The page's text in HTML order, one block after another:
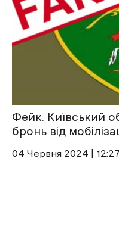
Фейк. Київський
бронь від
04 Червня 2024 | 12:27